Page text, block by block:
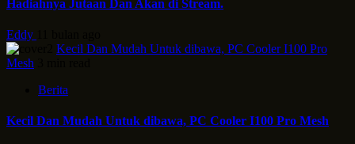
Hadiahnya Jutaan Dan Akan di Stream.
Eddy
Kecil Dan Mudah Untuk dibawa, PC Cooler I100 Pro
Mesh
Berita
Kecil Dan Mudah Untuk dibawa, PC Cooler I100 Pro Mesh